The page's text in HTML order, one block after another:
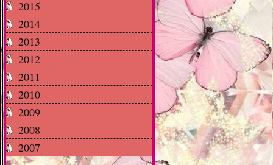
2015
2014
2013
2012
2011
2010
2009
2008
2007